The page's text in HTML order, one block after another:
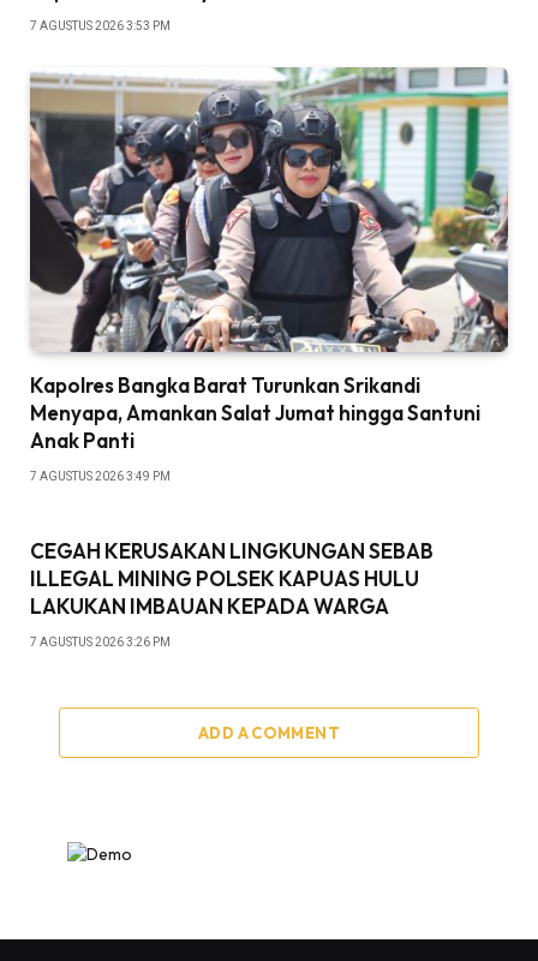
7 AGUSTUS 2026 3:53 PM
Kapolres Bangka Barat Turunkan Srikandi
Menyapa, Amankan Salat Jumat hingga Santuni
Anak Panti
7 AGUSTUS 2026 3:49 PM
CEGAH KERUSAKAN LINGKUNGAN SEBAB
ILLEGAL MINING POLSEK KAPUAS HULU
LAKUKAN IMBAUAN KEPADA WARGA
7 AGUSTUS 2026 3:26 PM
ADD A COMMENT